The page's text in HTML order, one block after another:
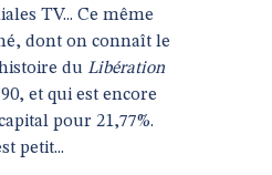
TV... Ce même
dont on connaît le
du Libération
et qui est encore
pour 21,77%.
petit...